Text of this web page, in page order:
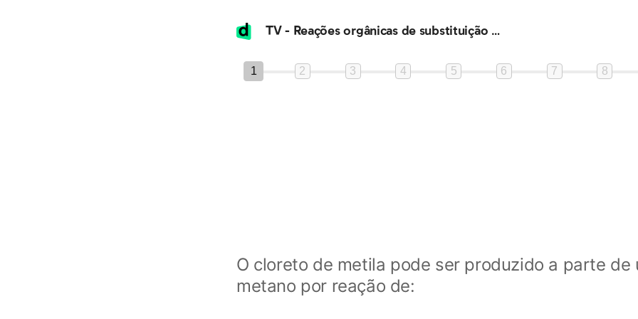
TV - Reações orgânicas de substituição - Aprofundamento
1 2 3 4 5 6 7 8
O cloreto de metila pode ser produzido a parte de
metano por reação de: